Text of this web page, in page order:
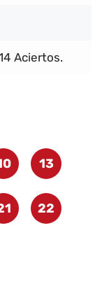
Aciertos.
13
22